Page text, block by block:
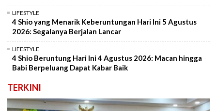
LIFESTYLE
4 Shio yang Menarik Keberuntungan Hari Ini 5 Agustus
2026: Segalanya Berjalan Lancar
LIFESTYLE
4 Shio Beruntung Hari Ini 4 Agustus 2026: Macan hingga
Babi Berpeluang Dapat Kabar Baik
TERKINI